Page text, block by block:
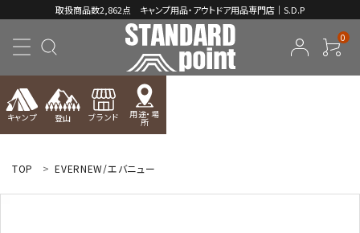
取扱商品数2,862点 キャンプ用品・アウトドア用品専門店｜S.D.P
0
キャンプ 登山 ブランド 用途・場
所
ようこそ ゲスト 様
TOP EVERNEW/エバニュー